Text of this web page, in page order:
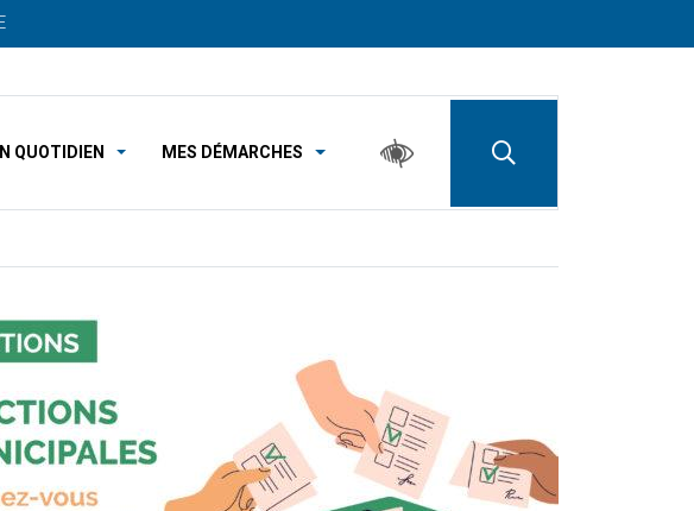
QUOTIDIEN MES DÉMARCHES